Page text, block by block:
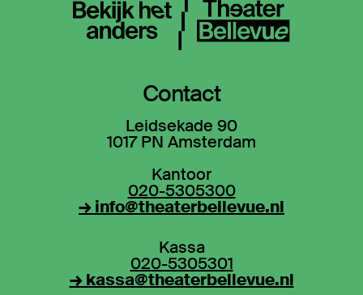
Contact
Leidsekade 90
1017 PN Amsterdam
Kantoor
020-5305300
→ info@theaterbellevue.nl
Kassa
020-5305301
→ kassa@theaterbellevue.nl